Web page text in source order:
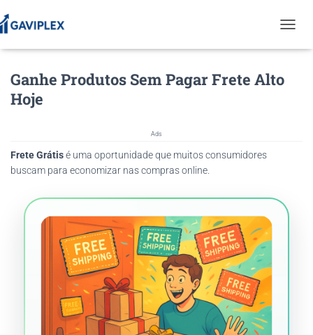
O
I
Ganhe Produtos Sem Pagar Frete Alto
Hoje
Ads
Frete Grátisé uma oportunidade que muitos consumidores
buscam para economizar nas compras online.